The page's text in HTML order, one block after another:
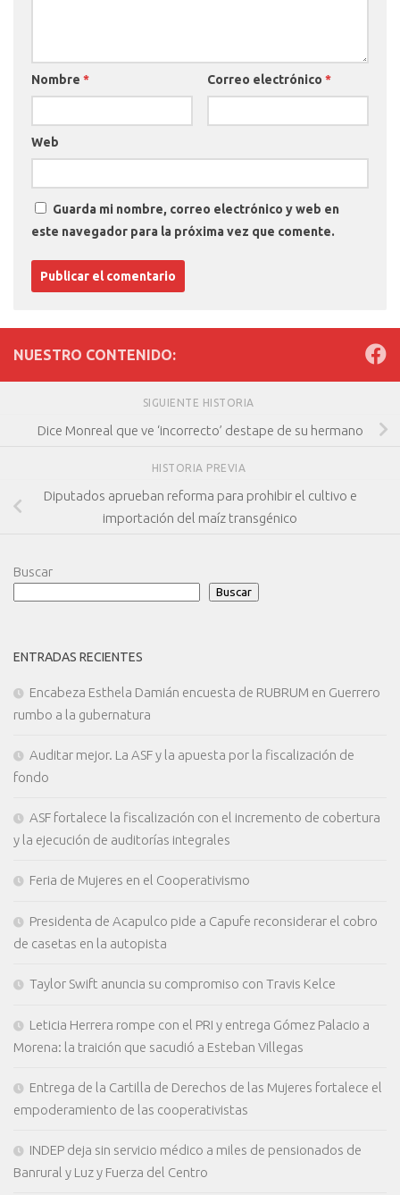
Nombre * Correo electrónico *
Web
Guarda mi nombre, correo electrónico y web en
este navegador para la próxima vez que comente.
NUESTRO CONTENIDO:
SIGUIENTE HISTORIA
Dice Monreal que ve ‘incorrecto’ destape de su hermano
HISTORIA PREVIA
Diputados aprueban reforma para prohibir el cultivo e
importación del maíz transgénico
Buscar
Buscar
ENTRADAS RECIENTES
Encabeza Esthela Damián encuesta de RUBRUM en Guerrero
rumbo a la gubernatura
Auditar mejor. La ASF y la apuesta por la fiscalización de
fondo
ASF fortalece la fiscalización con el incremento de cobertura
y la ejecución de auditorías integrales
Feria de Mujeres en el Cooperativismo
Presidenta de Acapulco pide a Capufe reconsiderar el cobro
de casetas en la autopista
Taylor Swift anuncia su compromiso con Travis Kelce
Leticia Herrera rompe con el PRI y entrega Gómez Palacio a
Morena: la traición que sacudió a Esteban Villegas
Entrega de la Cartilla de Derechos de las Mujeres fortalece el
empoderamiento de las cooperativistas
INDEP deja sin servicio médico a miles de pensionados de
Banrural y Luz y Fuerza del Centro